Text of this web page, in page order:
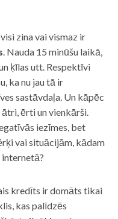
zina vai vismaz ir
. Nauda 15 minūšu laikā,
ķīlas utt. Respektīvi
ka nu jau tā ir
sastāvdaļa. Un kāpēc
ātri, ērti un vienkārši.
iezīmes, bet
vai situācijām, kādam
kredīts ir domāts tikai
kas palīdzēs